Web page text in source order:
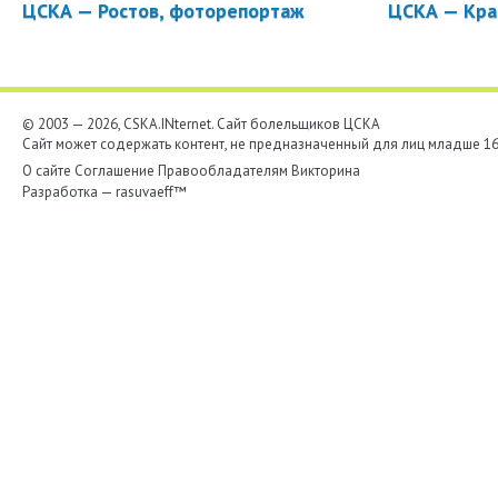
ЦСКА — Ростов, фоторепортаж ЦСКА —
© 2003 — 2026, CSKA.INternet. Cайт болельщиков ЦСКА
Сайт может содержать контент, не предназначенный для лиц младше
О сайте Соглашение Правообладателям Викторина
Разработка — rasuvaeff™